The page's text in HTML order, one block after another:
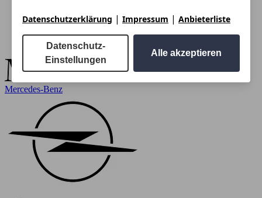
Mercedes-Benz
Datenschutzerklärung | Impressum | Anbieterliste
Datenschutz-
Einstellungen
Alle akzeptieren